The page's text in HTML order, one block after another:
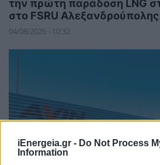
iEnergeia.gr - Do Not Process
Information
την πρώτη παράδοση LNG
στο FSRU Αλεξανδρούπολης
04/08/2026 - 10:32